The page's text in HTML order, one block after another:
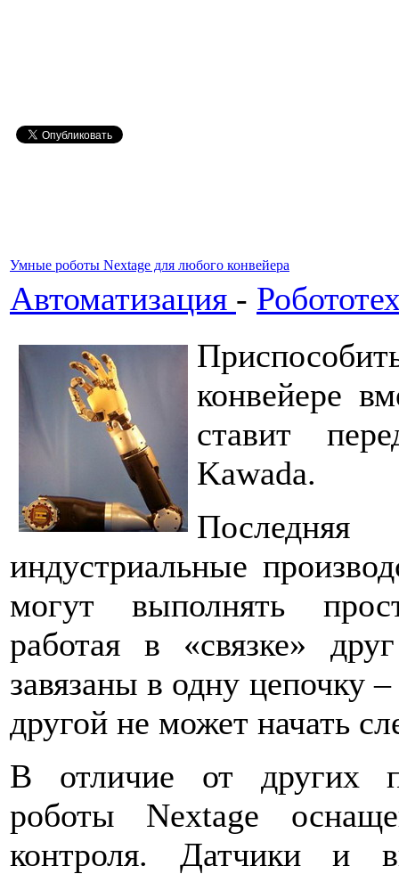
Умные роботы Nextage для любого конвейера
Автоматизация -
конвейере
ставит
Kawada.
индустриальные
могут выполнять
работая в «связке»
завязаны в одну цепочку
другой не может начать
В отличие от других
роботы Nextage
контроля. Датчики и